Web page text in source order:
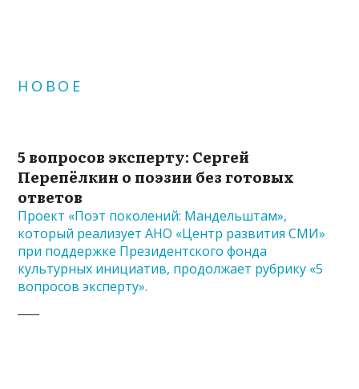
НОВОЕ
5 вопросов эксперту: Сергей
Перепёлкин о поэзии без готовых
ответов
Проект «Поэт поколений: Мандельштам»,
который реализует АНО «Центр развития СМИ»
при поддержке Президентского фонда
культурных инициатив, продолжает рубрику «5
вопросов эксперту».